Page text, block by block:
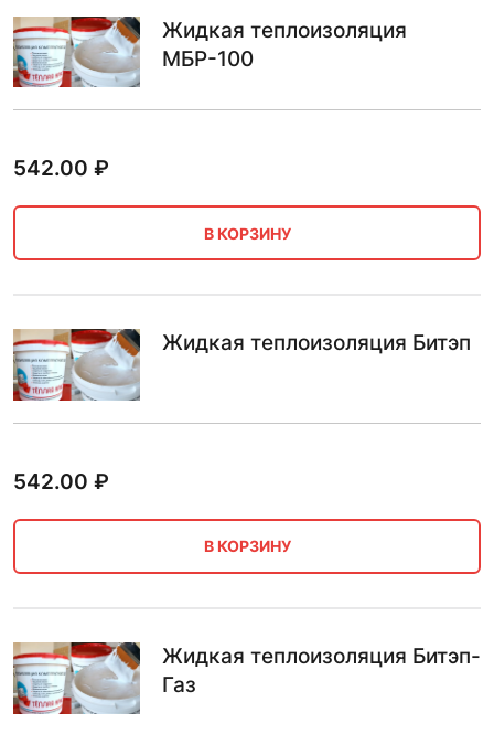
Жидкая теплоизоляция
МБР-100
542.00 ₽
В КОРЗИНУ
Жидкая теплоизоляция Битэп
542.00 ₽
В КОРЗИНУ
Жидкая теплоизоляция Битэп-
Газ